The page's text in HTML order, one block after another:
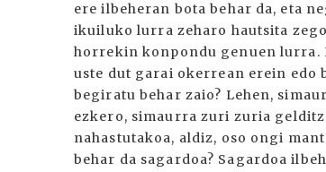
ere ilbeheran bota behar da, eta
ikuiluko lurra zeharo hautsita
horrekin konpondu genuen lurra.
uste dut garai okerrean erein edo
begiratu behar zaio? Lehen,
ezkero, simaurra zuri zuria
nahastutakoa, aldiz, oso ongi
behar da sagardoa? Sagardoa